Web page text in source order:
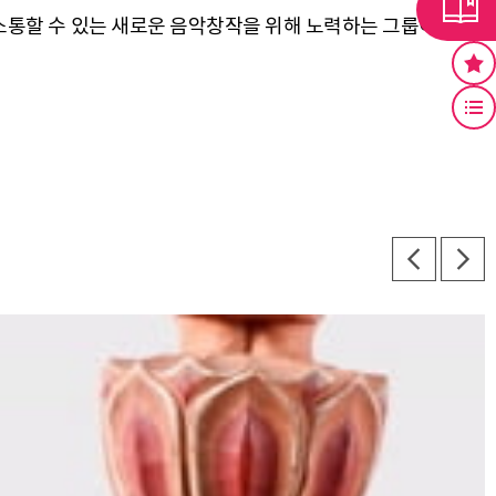
할 수 있는 새로운 음악창작을 위해 노력하는 그룹이다.